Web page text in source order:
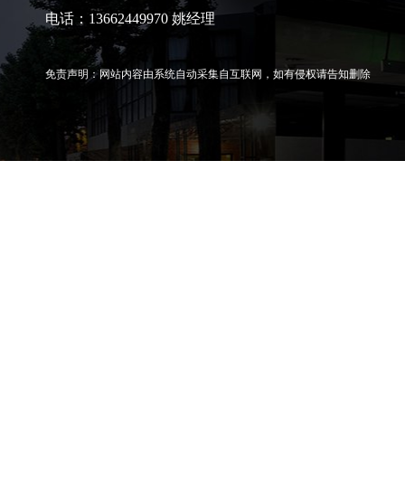
电话：13662449970 姚经理
免责声明：网站内容由系统自动采集自互联网，如有侵权请告知删除